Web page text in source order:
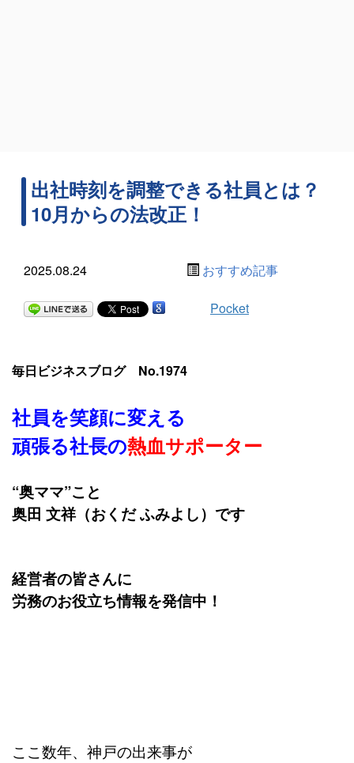
出社時刻を調整できる社員とは？
10月からの法改正！
2025.08.24 おすすめ記事
Pocket
毎日ビジネスブログ No.1974
社員を笑顔に変える
頑張る社長の熱血サポーター
“奥ママ”こと
奥田 文祥（おくだ ふみよし）です
経営者の皆さんに
労務のお役立ち情報を発信中！
ここ数年、神戸の出来事が